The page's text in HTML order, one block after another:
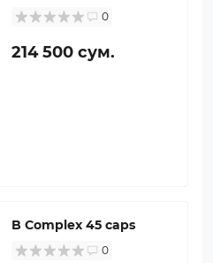
0
214 500 сум.
B Complex 45 caps
0